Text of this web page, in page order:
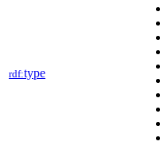
rdf:type